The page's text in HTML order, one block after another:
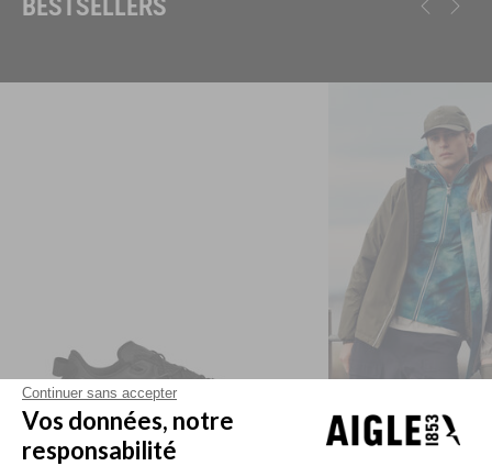
Continuer sans accepter
Vos données, notre
responsabilité